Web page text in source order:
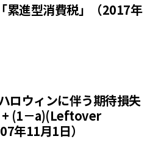
累進型消費税」（2017年
ロウィンに伴う期待損失
(1－a)(Leftover
年11月1日）